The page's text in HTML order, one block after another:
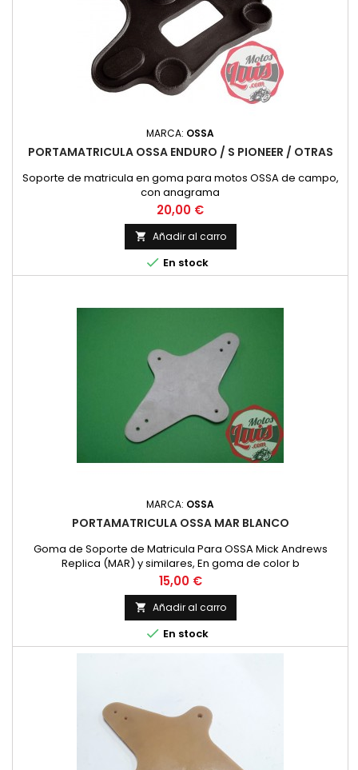
MARCA: OSSA
PORTAMATRICULA OSSA ENDURO / S PIONEER / OTRAS
Soporte de matricula en goma para motos OSSA de campo,
con anagrama
Precio
20,00 €
 Añadir al carro
 En stock
MARCA: OSSA
PORTAMATRICULA OSSA MAR BLANCO
Goma de Soporte de Matricula Para OSSA Mick Andrews
Replica (MAR) y similares, En goma de color b
Precio
15,00 €
 Añadir al carro
 En stock